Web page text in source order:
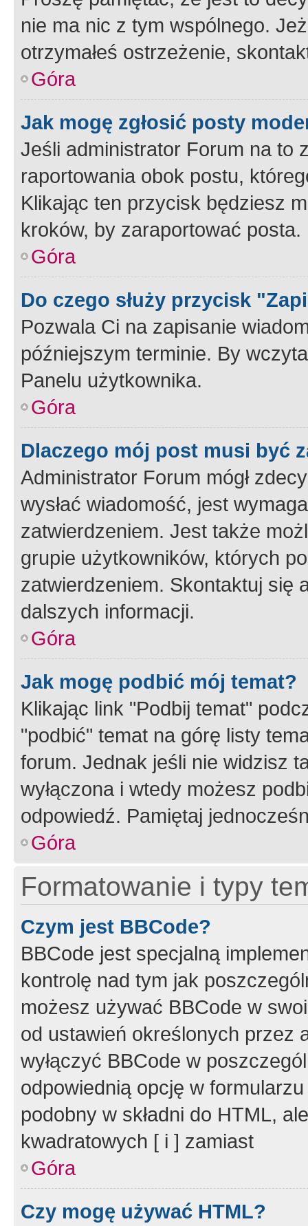
nie ma nic z tym wspólnego.
otrzymałeś ostrzeżenie,
Góra
Jak mogę zgłosić posty
Jeśli administrator Forum na to
raportowania obok postu,
Klikając ten przycisk będziesz
kroków, by zaraportować posta.
Góra
Do czego służy przycisk
Pozwala Ci na zapisanie
późniejszym terminie. By
Panelu użytkownika.
Góra
Dlaczego mój post musi być
Administrator Forum mógł
wysłać wiadomość, jest
zatwierdzeniem. Jest także
grupie użytkowników, których
zatwierdzeniem. Skontaktuj się
dalszych informacji.
Góra
Jak mogę podbić mój temat?
Klikając link "Podbij temat"
"podbić" temat na górę listy
forum. Jednak jeśli nie widzisz
wyłączona i wtedy możesz
odpowiedź. Pamiętaj
Góra
Formatowanie i typy
Czym jest BBCode?
BBCode jest specjalną
kontrolę nad tym jak
możesz używać BBCode w
od ustawień określonych przez
wyłączyć BBCode w
odpowiednią opcję w
podobny w składni do HTML,
kwadratowych [ i ] zamiast
Góra
Czy mogę używać HTML?